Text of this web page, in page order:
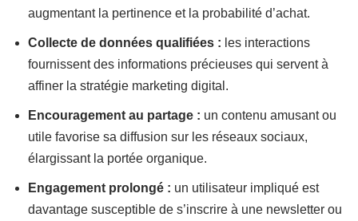
augmentant la pertinence et la probabilité d’achat.
Collecte de données qualifiées : les interactions
fournissent des informations précieuses qui servent à
affiner la stratégie marketing digital.
Encouragement au partage : un contenu amusant ou
utile favorise sa diffusion sur les réseaux sociaux,
élargissant la portée organique.
Engagement prolongé : un utilisateur impliqué est
davantage susceptible de s’inscrire à une newsletter ou